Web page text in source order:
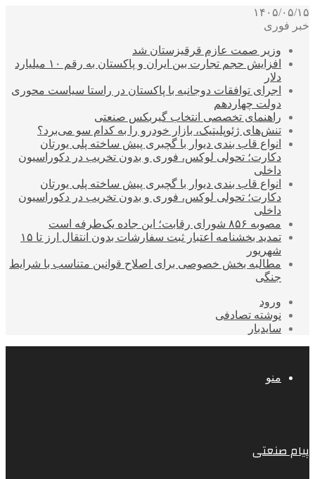
۱۴۰۵/۰۵/۱۵
خبر فوری
وزیر صمت عازم قرقیزستان شد
افزایش حجم تجارت بین ایران و پاکستان به رقم ۱۰ میلیارد
دلار
اجرای توافقات دوجانبه با پاکستان در راستا سیاست محوری
دولت چهاردهم
راهنمای تخصصی انتخاب گیربکس صنعتی
تنش‌های ژئوپلیتیک، بازار خودرو را به کدام سو می‌برد؟
انواع قاب بندی دیوار با گچبری پیش ساخته پلی یورتان
دکارت؛ تحولی لوکس، فوری و بدون تخریب در دکوراسیون
داخلی
انواع قاب بندی دیوار با گچبری پیش ساخته پلی یورتان
دکارت؛ تحولی لوکس، فوری و بدون تخریب در دکوراسیون
داخلی
مصوبه ۸۵۶ شورای رقابت؛ این جاده یک‌طرفه است
تمدید بخشنامه اعتبار ثبت سفارشات بدون انتقال ارز تا ۱۵
شهریور
مطالبه بخش خصوصی برای اصلاح قوانین متناسب با شرایط
جنگی
ورود
نوشته تصادفی
سایدبار
منو
پیام صنعتی